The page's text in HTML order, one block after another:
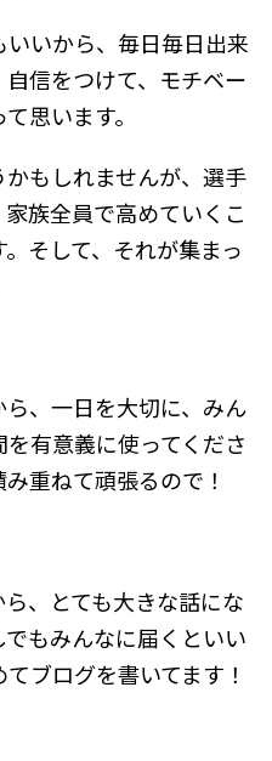
いから、毎日毎日出来
信をつけて、モチベー
思います。
もしれませんが、選手
族全員で高めていくこ
そして、それが集まっ
、一日を大切に、みん
有意義に使ってくださ
重ねて頑張るので！
、とても大きな話にな
もみんなに届くといい
ブログを書いてます！